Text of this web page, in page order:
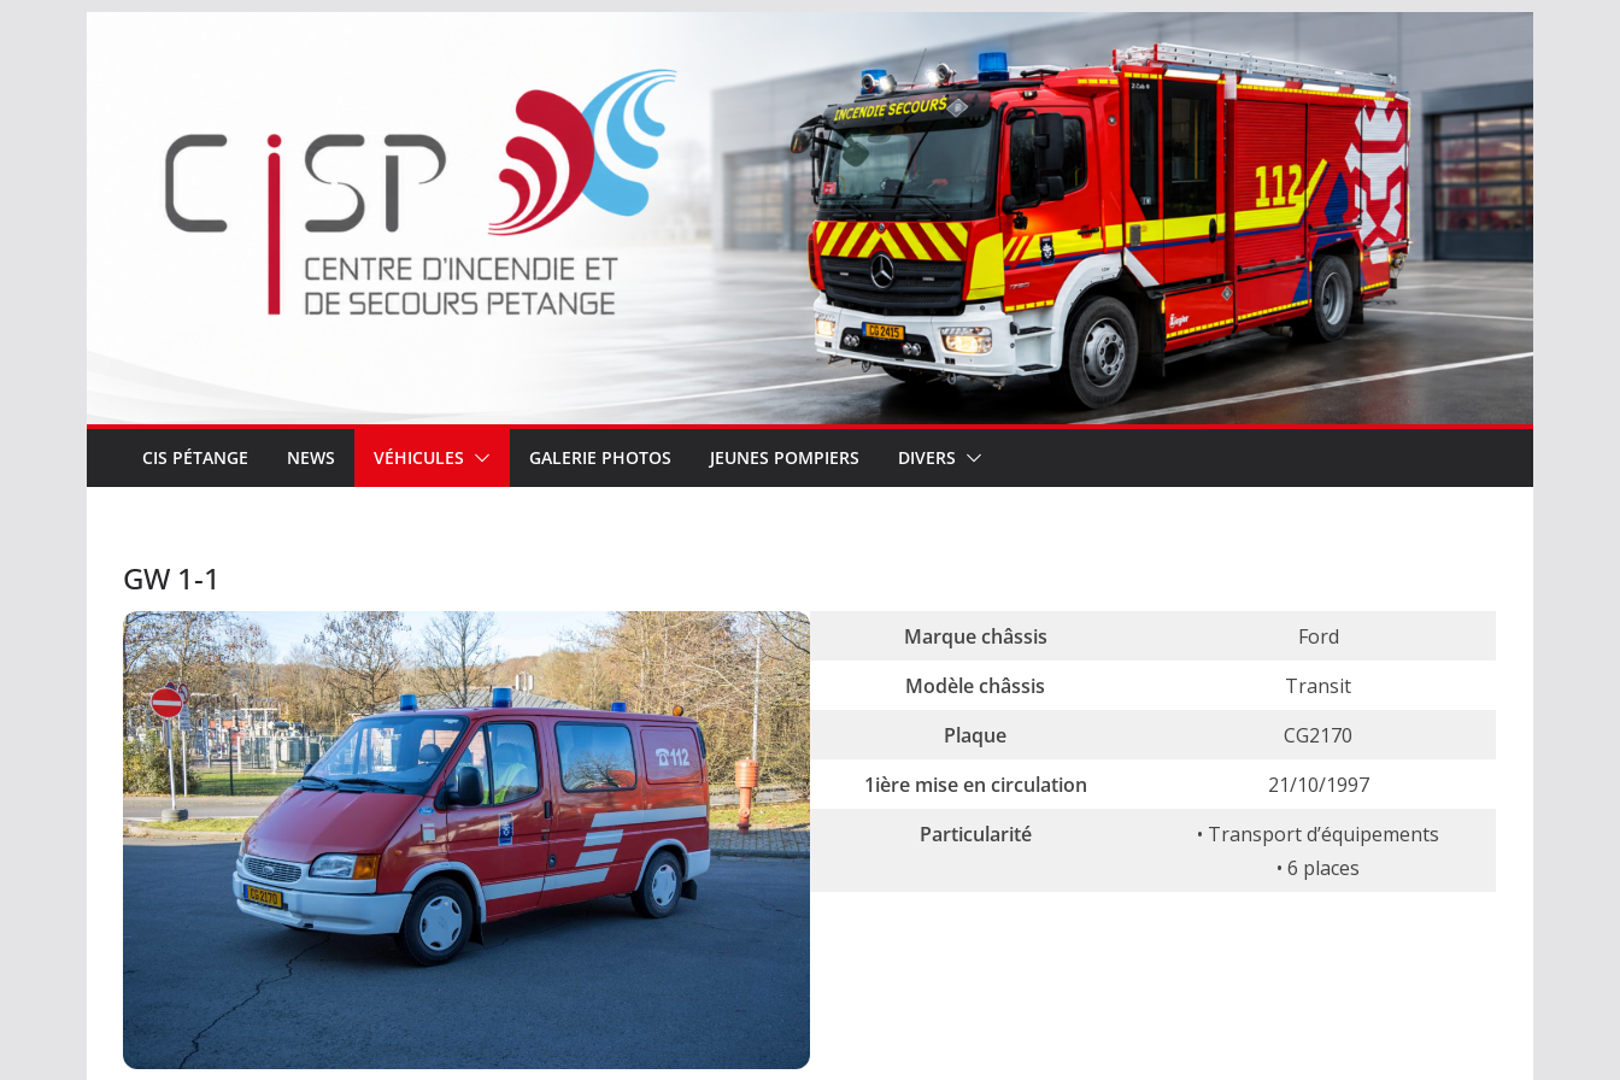
CIS PÉTANGE NEWS VÉHICULES GALERIE PHOTOS JEUNES POMPIERS DIVERS
GW 1-1
Marque châssis
Ford
Modèle châssis
Transit
Plaque
CG2170
1ière mise en circulation
21/10/1997
Particularité
• Transport d’équipements
• 6 places